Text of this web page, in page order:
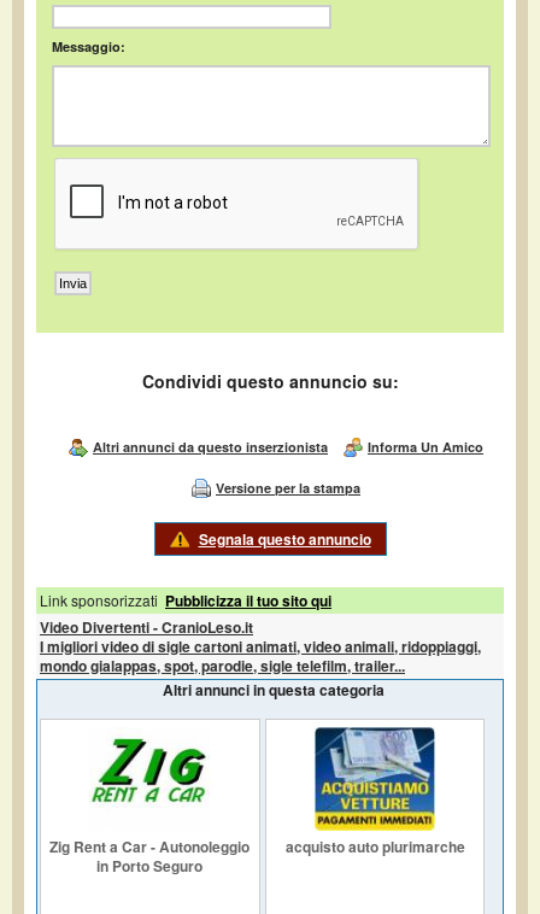
Messaggio:
Condividi questo annuncio su:
Altri annunci da questo inserzionista Informa Un Amico
Versione per la stampa
Segnala questo annuncio
Link sponsorizzati Pubblicizza il tuo sito qui
Video Divertenti - CranioLeso.it
I migliori video di sigle cartoni animati, video animali, ridoppiaggi,
mondo gialappas, spot, parodie, sigle telefilm, trailer...
Altri annunci in questa categoria
Zig Rent a Car - Autonoleggio
in Porto Seguro
acquisto auto plurimarche